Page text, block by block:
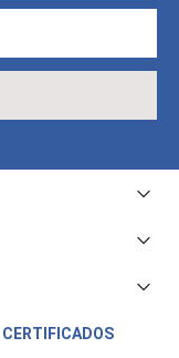
CERTIFICADOS